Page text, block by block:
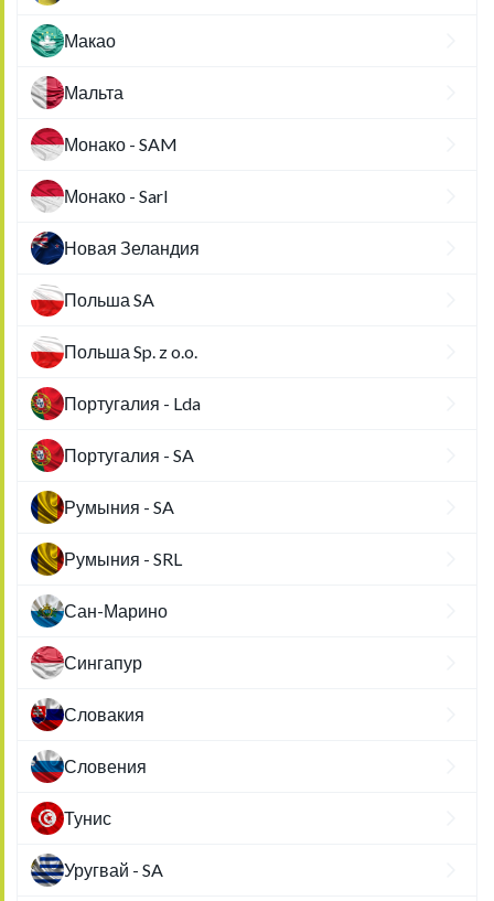
Макао
Мальта
Монако - SAM
Монако - Sarl
Новая Зеландия
Польша SA
Польша Sp. z o.o.
Португалия - Lda
Португалия - SA
Румыния - SA
Румыния - SRL
Сан-Марино
Сингапур
Словакия
Словения
Тунис
Уругвай - SA